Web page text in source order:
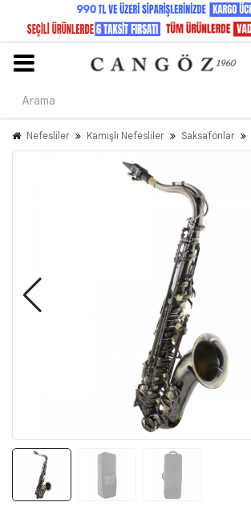
Nefesliler Kamışlı Nefesliler Saksafonlar